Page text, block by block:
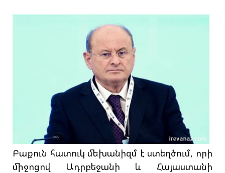
Բաքուն հատուկ մեխանիզմ է ստեղծում, որի
միջոցով Ադրբեջանի և Հայաստանի